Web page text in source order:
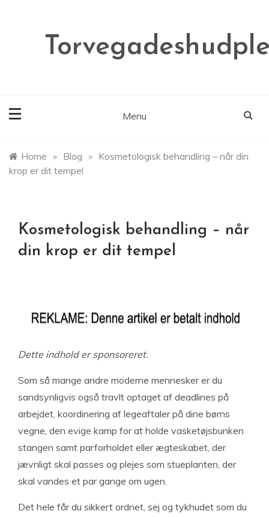
Menu
Home » Blog » Kosmetologisk behandling – når din
krop er dit tempel
Kosmetologisk behandling – når
din krop er dit tempel
Dette indhold er sponsoreret.
Som så mange andre moderne mennesker er du
sandsynligvis også travlt optaget af deadlines på
arbejdet, koordinering af legeaftaler på dine børns
vegne, den evige kamp for at holde vasketøjsbunken
stangen samt parforholdet eller ægteskabet, der
jævnligt skal passes og plejes som stueplanten, der
skal vandes et par gange om ugen.
Det hele får du sikkert ordnet, sej og tykhudet som du